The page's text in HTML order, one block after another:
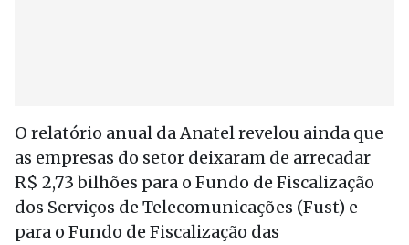
O relatório anual da Anatel revelou ainda que
as empresas do setor deixaram de arrecadar
R$ 2,73 bilhões para o Fundo de Fiscalização
dos Serviços de Telecomunicações (Fust) e
para o Fundo de Fiscalização das